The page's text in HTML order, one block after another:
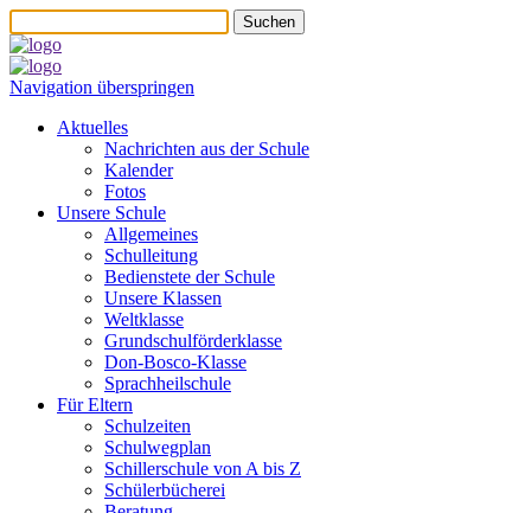
Suchen
Navigation überspringen
Aktuelles
Nachrichten aus der Schule
Kalender
Fotos
Unsere Schule
Allgemeines
Schulleitung
Bedienstete der Schule
Unsere Klassen
Weltklasse
Grundschulförderklasse
Don-Bosco-Klasse
Sprachheilschule
Für Eltern
Schulzeiten
Schulwegplan
Schillerschule von A bis Z
Schülerbücherei